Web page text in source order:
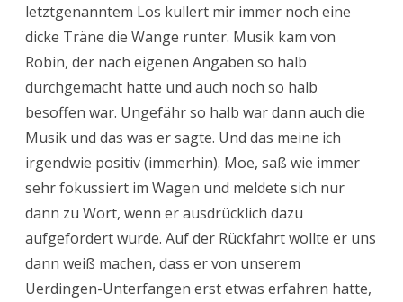
letztgenanntem Los kullert mir immer noch eine
dicke Träne die Wange runter. Musik kam von
Robin, der nach eigenen Angaben so halb
durchgemacht hatte und auch noch so halb
besoffen war. Ungefähr so halb war dann auch die
Musik und das was er sagte. Und das meine ich
irgendwie positiv (immerhin). Moe, saß wie immer
sehr fokussiert im Wagen und meldete sich nur
dann zu Wort, wenn er ausdrücklich dazu
aufgefordert wurde. Auf der Rückfahrt wollte er uns
dann weiß machen, dass er von unserem
Uerdingen-Unterfangen erst etwas erfahren hatte,